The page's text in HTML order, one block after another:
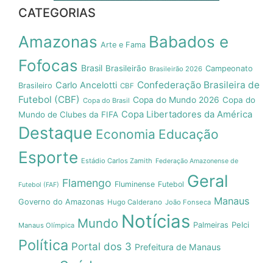
CATEGORIAS
Amazonas Arte e Fama Babados e
Fofocas Brasil Brasileirão Brasileirão 2026 Campeonato
Brasileiro Carlo Ancelotti CBF Confederação Brasileira de
Futebol (CBF) Copa do Brasil Copa do Mundo 2026 Copa do
Mundo de Clubes da FIFA Copa Libertadores da América
Destaque Economia Educação
Esporte Estádio Carlos Zamith Federação Amazonense de
Futebol (FAF) Flamengo Fluminense Futebol Geral
Governo do Amazonas Hugo Calderano João Fonseca Manaus
Manaus Olímpica Mundo Notícias Palmeiras Pelci
Política Portal dos 3 Prefeitura de Manaus